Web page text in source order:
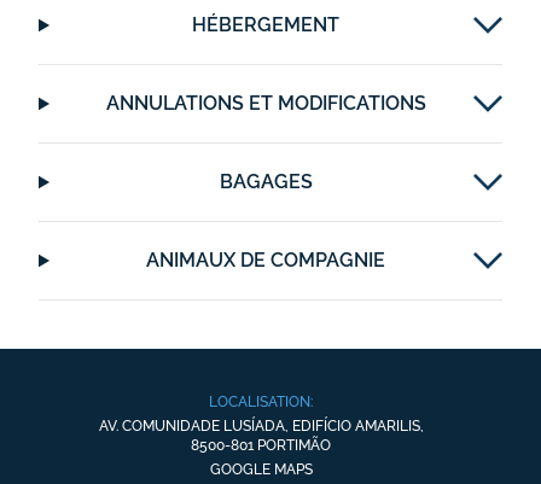
HÉBERGEMENT
ANNULATIONS ET MODIFICATIONS
BAGAGES
ANIMAUX DE COMPAGNIE
LOCALISATION:
AV. COMUNIDADE LUSÍADA, EDIFÍCIO AMARILIS,
8500-801 PORTIMÃO
GOOGLE MAPS